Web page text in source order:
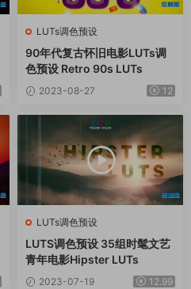
LUTs调色预设
90年代复古怀旧电影LUTs调
色预设 Retro 90s LUTs
2023-08-27 12
LUTs调色预设
LUTS调色预设 35组时髦文艺
青年电影Hipster LUTs
2023-07-19 12.99